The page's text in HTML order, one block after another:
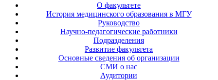
О факультете
История медицинского образования в МГУ
Руководство
Научно-педагогические работники
Подразделения
Развитие факультета
Основные сведения об организации
СМИ о нас
Аудитории